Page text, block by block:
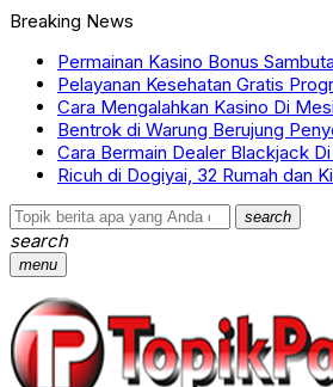
Breaking News
Permainan Kasino Bonus
Pelayanan Kesehatan Gratis
Cara Mengalahkan Kasino Di
Bentrok di Warung Berujung
Cara Bermain Dealer Blackjack
Ricuh di Dogiyai, 32 Rumah dan
search
search
menu